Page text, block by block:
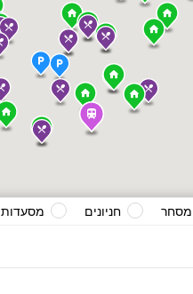
חניונים מסעדות